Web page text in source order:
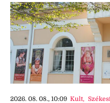
2026. 08. 08., 10:09 Kult,